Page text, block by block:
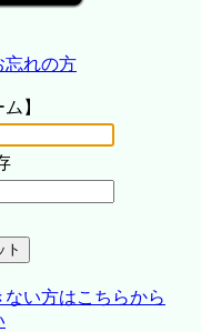
忘れの方
】
い方はこちらから